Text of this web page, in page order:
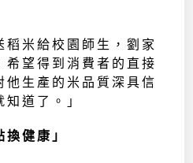
稻米給校園師生，劉家
希望得到消費者的直接
他生產的米品質深具信
道了。」
換健康」